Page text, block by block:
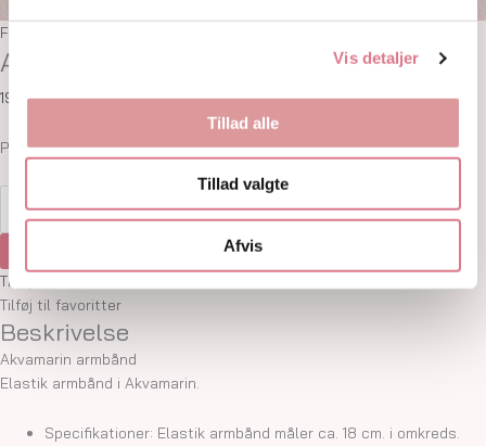
Vis detaljer
Tillad alle
Tillad valgte
Afvis
Forside
Akvamarin armbånd
199,00kr.
På lager: 3 på lager
Tilføj til favoritter
Tilføj til favoritter
Beskrivelse
Akvamarin armbånd
Elastik armbånd i Akvamarin.
Specifikationer: Elastik armbånd måler ca. 18 cm. i omkreds.